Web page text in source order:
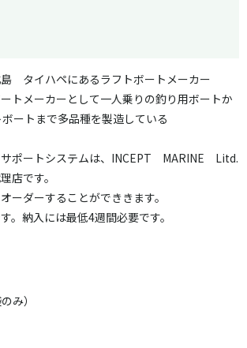
タイハペにあるラフトボートメーカー
トメーカーとして一人乗りの釣り用ボートか
ートまで多品種を製造している
サポートシステムは、INCEPT MARINE Litd.
店です。
ーダーすることができきます。
。納入には最低4週間必要です。
み）